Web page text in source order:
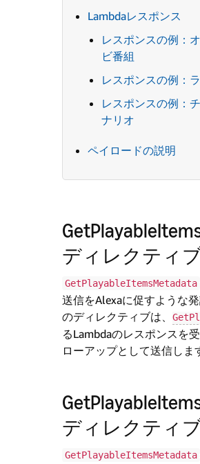
Lambdaレスポンス
レスポンスの例：
ビ番組
レスポンスの例：
レスポンスの例：
ナリオ
ペイロードの説明
ディレクティ
GetPlayableItemsMetadata
送信をAlexaに促すような
のディレクティブは、
るLambdaのレスポンスを
ローアップとして送信しま
ディレクティ
GetPlayableItemsMetadata